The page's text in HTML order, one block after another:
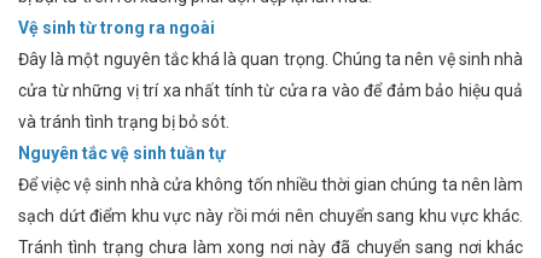
Vệ sinh từ trong ra ngoài
Đây là một nguyên tắc khá là quan trọng. Chúng ta nên vệ sinh nhà
cửa từ những vị trí xa nhất tính từ cửa ra vào để đảm bảo hiệu quả
và tránh tình trạng bị bỏ sót.
Nguyên tắc vệ sinh tuần tự
Để việc vệ sinh nhà cửa không tốn nhiều thời gian chúng ta nên làm
sạch dứt điểm khu vực này rồi mới nên chuyển sang khu vực khác.
Tránh tình trạng chưa làm xong nơi này đã chuyển sang nơi khác